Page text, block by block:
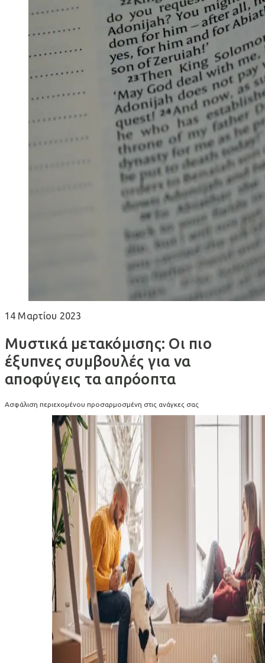
14 Μαρτίου 2023
Μυστικά μετακόμισης: Οι πιο
έξυπνες συμβουλές για να
αποφύγεις τα απρόοπτα
Ασφάλιση περιεχομένου προσαρμοσμένη στις ανάγκες σας